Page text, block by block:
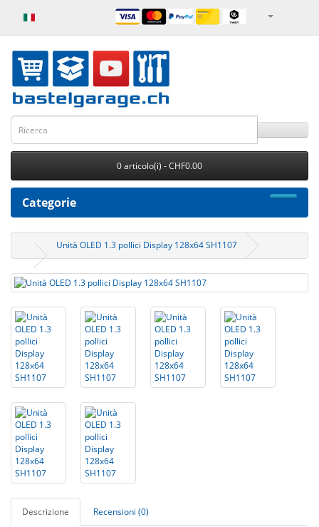
0 articolo(i) - CHF0.00
Categorie
Unità OLED 1.3 pollici Display 128x64 SH1107
Descrizione Recensioni (0)